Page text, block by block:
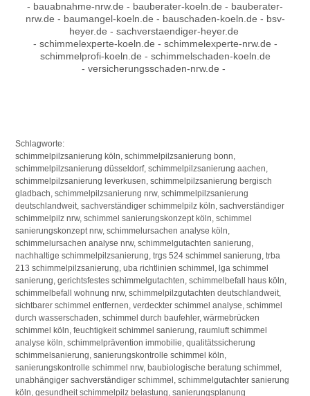
- bauabnahme-nrw.de - bauberater-koeln.de - bauberater-
nrw.de - baumangel-koeln.de - bauschaden-koeln.de - bsv-
heyer.de - sachverstaendiger-heyer.de
- schimmelexperte-koeln.de - schimmelexperte-nrw.de -
schimmelprofi-koeln.de - schimmelschaden-koeln.de
- versicherungsschaden-nrw.de -
Schlagworte:
schimmelpilzsanierung köln, schimmelpilzsanierung bonn,
schimmelpilzsanierung düsseldorf, schimmelpilzsanierung aachen,
schimmelpilzsanierung leverkusen, schimmelpilzsanierung bergisch
gladbach, schimmelpilzsanierung nrw, schimmelpilzsanierung
deutschlandweit, sachverständiger schimmelpilz köln, sachverständiger
schimmelpilz nrw, schimmel sanierungskonzept köln, schimmel
sanierungskonzept nrw, schimmelursachen analyse köln,
schimmelursachen analyse nrw, schimmelgutachten sanierung,
nachhaltige schimmelpilzsanierung, trgs 524 schimmel sanierung, trba
213 schimmelpilzsanierung, uba richtlinien schimmel, lga schimmel
sanierung, gerichtsfestes schimmelgutachten, schimmelbefall haus köln,
schimmelbefall wohnung nrw, schimmelpilzgutachten deutschlandweit,
sichtbarer schimmel entfernen, verdeckter schimmel analyse, schimmel
durch wasserschaden, schimmel durch baufehler, wärmebrücken
schimmel köln, feuchtigkeit schimmel sanierung, raumluft schimmel
analyse köln, schimmelprävention immobilie, qualitätssicherung
schimmelsanierung, sanierungskontrolle schimmel köln,
sanierungskontrolle schimmel nrw, baubiologische beratung schimmel,
unabhängiger sachverständiger schimmel, schimmelgutachter sanierung
köln, gesundheit schimmelpilz belastung, sanierungsplanung